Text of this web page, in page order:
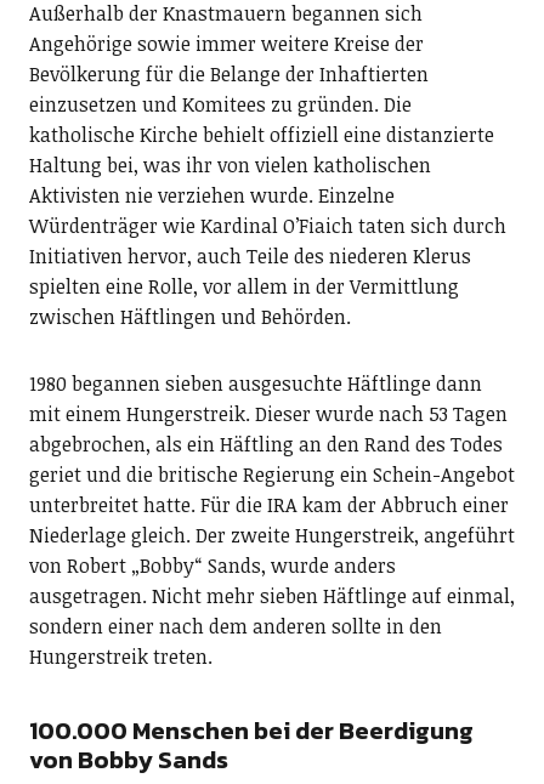
Außerhalb der Knastmauern begannen sich
Angehörige sowie immer weitere Kreise der
Bevölkerung für die Belange der Inhaftierten
einzusetzen und Komitees zu gründen. Die
katholische Kirche behielt offiziell eine distanzierte
Haltung bei, was ihr von vielen katholischen
Aktivisten nie verziehen wurde. Einzelne
Würdenträger wie Kardinal O’Fiaich taten sich durch
Initiativen hervor, auch Teile des niederen Klerus
spielten eine Rolle, vor allem in der Vermittlung
zwischen Häftlingen und Behörden.
1980 begannen sieben ausgesuchte Häftlinge dann
mit einem Hungerstreik. Dieser wurde nach 53 Tagen
abgebrochen, als ein Häftling an den Rand des Todes
geriet und die britische Regierung ein Schein-Angebot
unterbreitet hatte. Für die IRA kam der Abbruch einer
Niederlage gleich. Der zweite Hungerstreik, angeführt
von Robert „Bobby“ Sands, wurde anders
ausgetragen. Nicht mehr sieben Häftlinge auf einmal,
sondern einer nach dem anderen sollte in den
Hungerstreik treten.
100.000 Menschen bei der Beerdigung
von Bobby Sands